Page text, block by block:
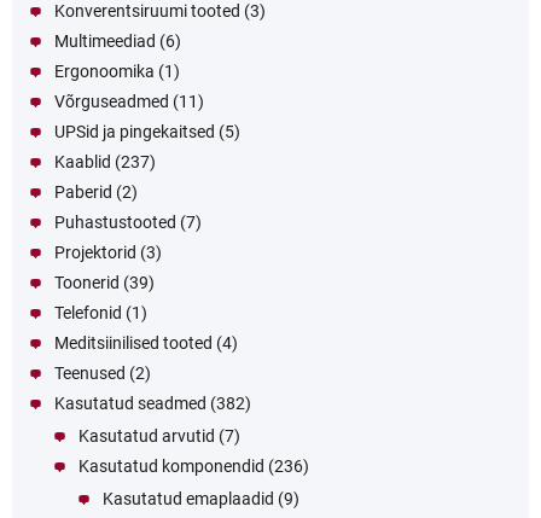
Konverentsiruumi tooted (3)
Multimeediad (6)
Ergonoomika (1)
Võrguseadmed (11)
UPSid ja pingekaitsed (5)
Kaablid (237)
Paberid (2)
Puhastustooted (7)
Projektorid (3)
Toonerid (39)
Telefonid (1)
Meditsiinilised tooted (4)
Teenused (2)
Kasutatud seadmed (382)
Kasutatud arvutid (7)
Kasutatud komponendid (236)
Kasutatud emaplaadid (9)